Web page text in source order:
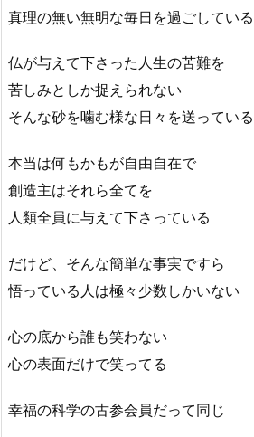
真理の無い無明な毎日を過ごしている
仏が与えて下さった人生の苦難を
苦しみとしか捉えられない
そんな砂を噛む様な日々を送っている
本当は何もかもが自由自在で
創造主はそれら全てを
人類全員に与えて下さっている
だけど、そんな簡単な事実ですら
悟っている人は極々少数しかいない
心の底から誰も笑わない
心の表面だけで笑ってる
幸福の科学の古参会員だって同じ